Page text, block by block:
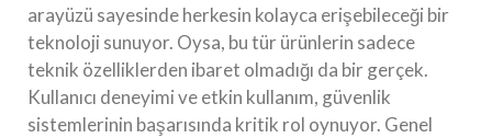
arayüzü sayesinde herkesin kolayca erişebileceği bir
teknoloji sunuyor. Oysa, bu tür ürünlerin sadece
teknik özelliklerden ibaret olmadığı da bir gerçek.
Kullanıcı deneyimi ve etkin kullanım, güvenlik
sistemlerinin başarısında kritik rol oynuyor. Genel